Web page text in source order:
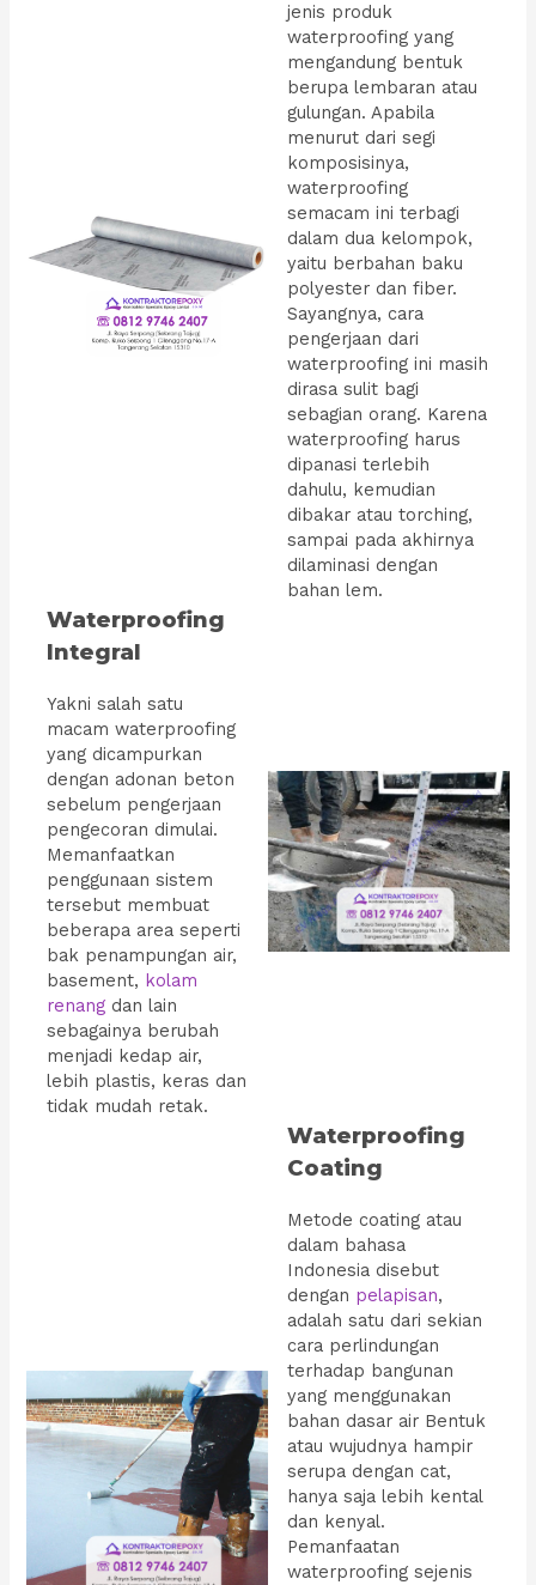
jenis produk
waterproofing yang
mengandung bentuk
berupa lembaran atau
gulungan. Apabila
menurut dari segi
komposisinya,
waterproofing
semacam ini terbagi
dalam dua kelompok,
yaitu berbahan baku
polyester dan fiber.
Sayangnya, cara
pengerjaan dari
waterproofing ini masih
dirasa sulit bagi
sebagian orang. Karena
waterproofing harus
dipanasi terlebih
dahulu, kemudian
dibakar atau torching,
sampai pada akhirnya
dilaminasi dengan
bahan lem.
Waterproofing
Integral
Yakni salah satu
macam waterproofing
yang dicampurkan
dengan adonan beton
sebelum pengerjaan
pengecoran dimulai.
Memanfaatkan
penggunaan sistem
tersebut membuat
beberapa area seperti
bak penampungan air,
basement, kolam
renangdan lain
sebagainya berubah
menjadi kedap air,
lebih plastis, keras dan
tidak mudah retak.
Waterproofing
Coating
Metode coating atau
dalam bahasa
Indonesia disebut
dengan pelapisan,
adalah satu dari sekian
cara perlindungan
terhadap bangunan
yang menggunakan
bahan dasar air Bentuk
atau wujudnya hampir
serupa dengan cat,
hanya saja lebih kental
dan kenyal.
Pemanfaatan
waterproofing sejenis